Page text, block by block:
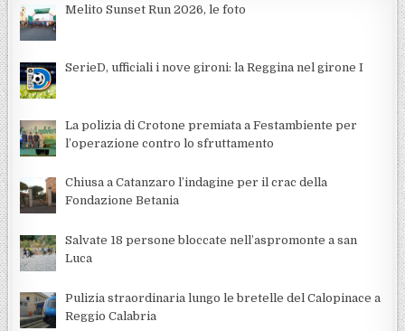
Melito Sunset Run 2026, le foto
SerieD, ufficiali i nove gironi: la Reggina nel girone I
La polizia di Crotone premiata a Festambiente per
l’operazione contro lo sfruttamento
Chiusa a Catanzaro l’indagine per il crac della
Fondazione Betania
Salvate 18 persone bloccate nell’aspromonte a san
Luca
Pulizia straordinaria lungo le bretelle del Calopinace a
Reggio Calabria